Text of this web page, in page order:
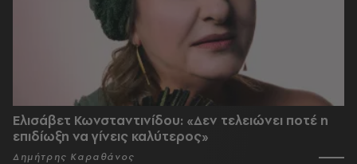
Ελισάβετ Κωνσταντινίδου: «Δεν τελειώνει ποτέ η
επιδίωξη να γίνεις καλύτερος»
Δημήτρης Καραθάνος